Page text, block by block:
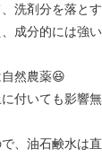
洗剤分を落と
成分的には強
然農薬😆
付いても影響
、油石鹸水は